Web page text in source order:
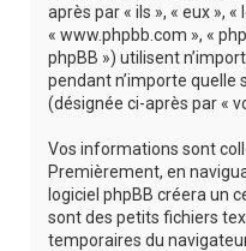
après par « ils », « eux », «
« www.phpbb.com », «
phpBB ») utilisent
pendant n’importe quelle
(désignée ci-après par «
Vos informations sont
Premièrement, en
logiciel phpBB créera un
sont des petits fichiers
temporaires du